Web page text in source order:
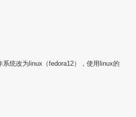
统改为linux（fedora12），使用linux的